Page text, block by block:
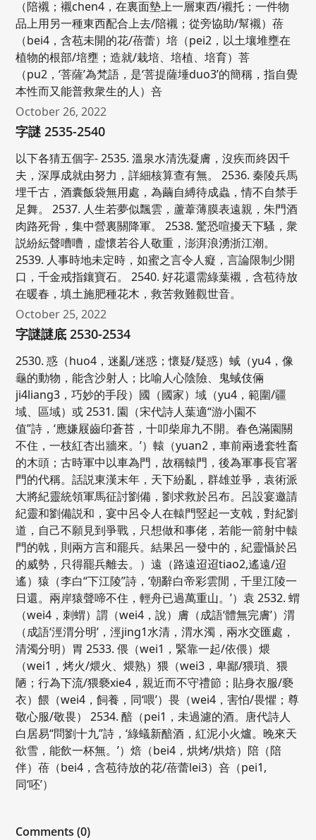
（陪襯；襯chen4，在裏面墊上一層東西/襯托；一件物
品上用另一種東西配合上去/陪襯；從旁協助/幫襯）蓓
（bei4，含苞未開的花/蓓蕾）培（pei2，以土壤堆壅在
植物的根部/培壅；造就/栽培、培植、培育）菩
（pu2，‘菩薩’為梵語，是‘菩提薩埵duo3’的簡稱，指自覺
本性而又能普救衆生的人）咅
October 26, 2022
字謎 2535-2540
以下各猜五個字- 2535. 溫泉水清洗凝膚，沒疾而終因千
夫，深厚成就由努力，詳細核算查有無。 2536. 秦陵兵馬
埋千古，酒囊飯袋無用處，為繭自縛待成蟲，情不自禁手
足舞。 2537. 人生若夢似飄雲，蘆葦薄膜表遠親，朱門酒
肉路死骨，集中營裏關降軍。 2538. 驚恐喧擾天下騷，衆
説紛紜聲嘈嘈，虛懷若谷人敬重，澎湃浪湧浙江潮。
2539. 人事時地未定時，如蜜之言令人癡，言論限制少開
口，千金戒指鑲寶石。 2540. 好花還需綠葉襯，含苞待放
在暖春，填土施肥種花木，救苦救難觀世音。
October 25, 2022
字謎謎底 2530-2534
2530. 惑（huo4，迷亂/迷惑；懷疑/疑惑）蜮（yu4，像
龜的動物，能含沙射人；比喻人心陰險、鬼蜮伎倆
ji4liang3，巧妙的手段）國（國家）域（yu4，範圍/疆
域、區域）或 2531. 園（宋代詩人葉適“游小園不
值”詩，‘應嫌屐齒印蒼苔，十叩柴扉九不開。春色滿園關
不住，一枝紅杏出牆來。’）轅（yuan2，車前兩邊套牲畜
的木頭；古時軍中以車為門，故稱轅門，後為軍事長官署
門的代稱。話説東漢末年，天下紛亂，群雄並爭，袁術派
大將紀靈統領軍馬征討劉備，劉求救於呂布。呂設宴邀請
紀靈和劉備説和，宴中呂令人在轅門竪起一支戟，對紀劉
道，自己不願見到爭戰，只想做和事佬，若能一箭射中轅
門的戟，則兩方言和罷兵。結果呂一發中的，紀靈懾於呂
的威勢，只得罷兵離去。）遠（路遠迢迢tiao2,遙遠/迢
遙）猿（李白“下江陵”詩，‘朝辭白帝彩雲閒，千里江陵一
日還。兩岸猿聲啼不住，輕舟已過萬重山。’）袁 2532. 蝟
（wei4，刺蝟）謂（wei4，說）膚（成語‘體無完膚’）渭
（成語‘涇渭分明’，涇jing1水清，渭水濁，兩水交匯處，
清濁分明）胃 2533. 偎（wei1，緊靠一起/依偎）煨
（wei1，烤火/煨火、煨熟）猥（wei3，卑鄙/猥瑣、猥
陋；行為下流/猥褻xie4，親近而不守禮節；貼身衣服/褻
衣）餵（wei4，飼養，同‘喂’）畏（wei4，害怕/畏懼；尊
敬心服/敬畏） 2534. 醅（pei1，未過濾的酒。唐代詩人
白居易“問劉十九”詩，‘綠蟻新醅酒，紅泥小火爐。晚來天
欲雪，能飲一杯無。’）焙（bei4，烘烤/烘焙）陪（陪
伴）蓓（bei4，含苞待放的花/蓓蕾lei3）咅（pei1,
同‘呸’）
Comments (0)